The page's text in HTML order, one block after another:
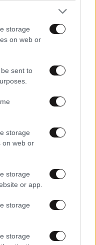
storage
on web or
sent to
storage
on web or
storage
or app.
storage
storage